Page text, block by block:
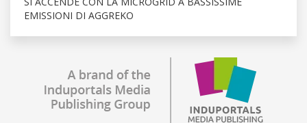
EMISSIONI DI AGGREKO